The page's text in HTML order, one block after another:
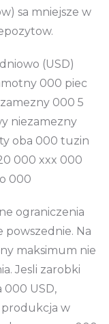
sa mniejsze w
(USD)
000 piec
000 5
niezamezny
oba 000 tuzin
000 xxx 000
000
ograniczenia
Na
maksimum nie
Jesli zarobki
000 USD,
produkcja w